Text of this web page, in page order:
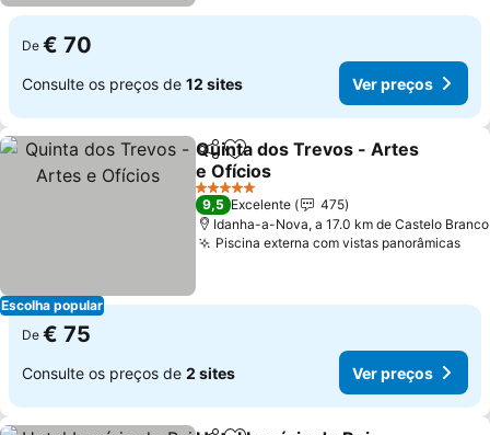
De € 70
Consulte os preços de 12 sites Ver preços
Escolha popular
PartilharAdicionar aos favoritos
Quinta dos Trevos - Artes
e Ofícios
Ver preços
5 Estrelas
9,5 Excelente
475
Idanha-a-Nova, a 17.0 km de Castelo Branco
Piscina externa com vistas panorâmicas
De € 75
Consulte os preços de 2 sites Ver preços